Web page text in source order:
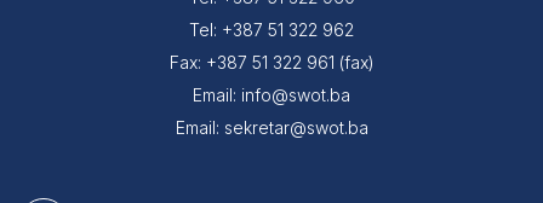
Tel: +387 51 322 962
Fax: +387 51 322 961 (fax)
Email: info@swot.ba
Email: sekretar@swot.ba